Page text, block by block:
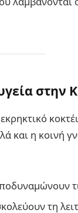
στην
και η κοινή
τη